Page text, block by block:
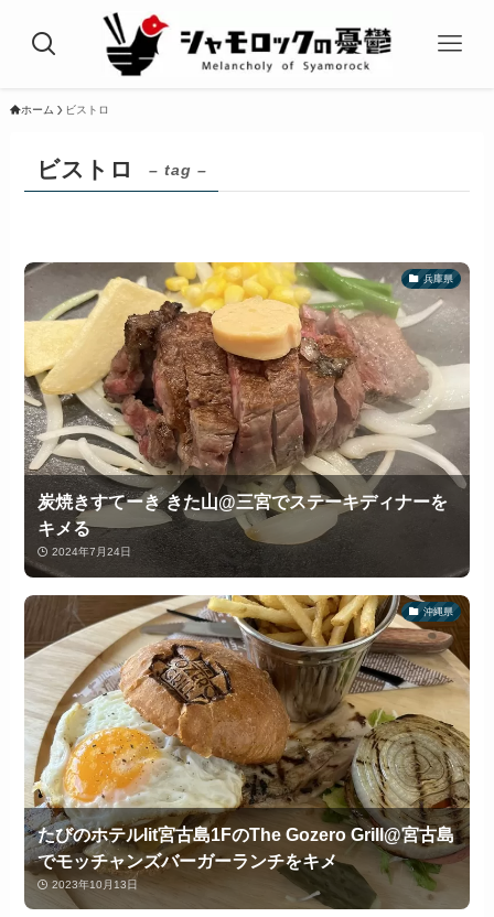
ホーム ビストロ
ビストロ – tag –
兵庫県
炭焼きすてーき きた山@三宮でステーキディナーを
キメる
2024年7月24日
沖縄県
たびのホテルlit宮古島1FのThe Gozero Grill@宮古島
でモッチャンズバーガーランチをキメ
2023年10月13日